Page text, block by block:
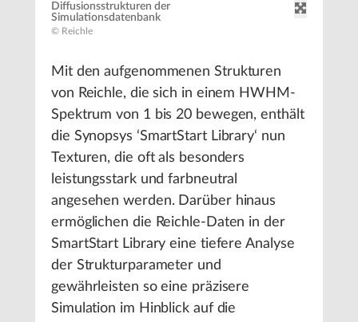
Diffusionsstrukturen der
Simulationsdatenbank
© Reichle
Mit den aufgenommenen Strukturen
von Reichle, die sich in einem HWHM-
Spektrum von 1 bis 20 bewegen, enthält
die Synopsys ‘SmartStart Library‘ nun
Texturen, die oft als besonders
leistungsstark und farbneutral
angesehen werden. Darüber hinaus
ermöglichen die Reichle-Daten in der
SmartStart Library eine tiefere Analyse
der Strukturparameter und
gewährleisten so eine präzisere
Simulation im Hinblick auf die